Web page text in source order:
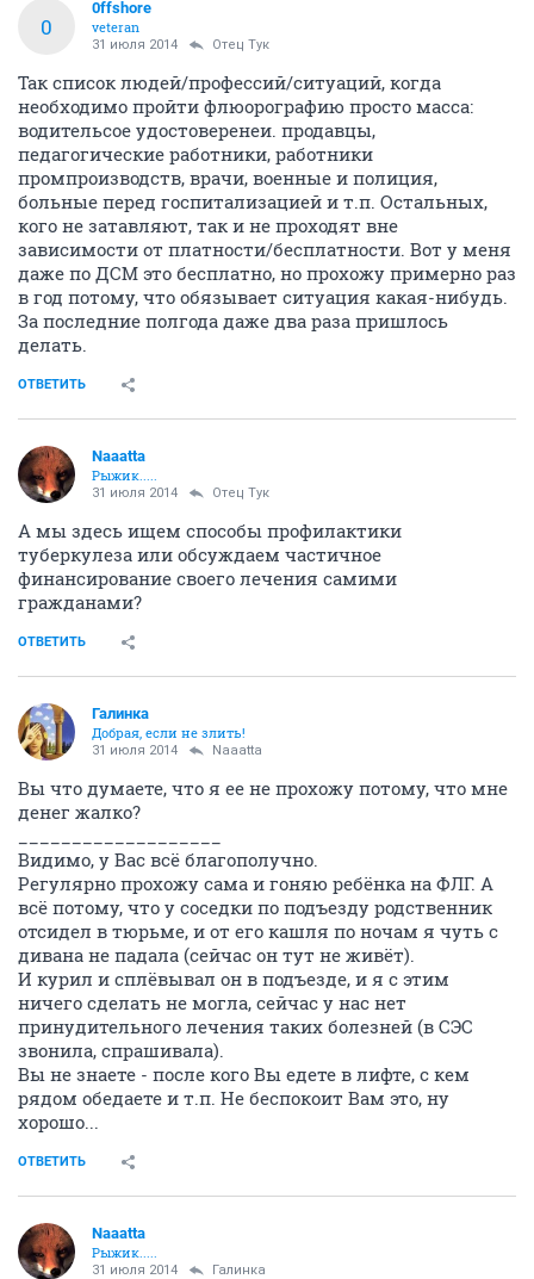
0
0ffshore
veteran
31 июля 2014 Отец Тук
Так список людей/профессий/ситуаций, когда
необходимо пройти флюорографию просто масса:
водительсое удостоверенеи. продавцы,
педагогические работники, работники
промпроизводств, врачи, военные и полиция,
больные перед госпитализацией и т.п. Остальных,
кого не затавляют, так и не проходят вне
зависимости от платности/бесплатности. Вот у меня
даже по ДСМ это бесплатно, но прохожу примерно раз
в год потому, что обязывает ситуация какая-нибудь.
За последние полгода даже два раза пришлось
делать.
ОТВЕТИТЬ
Naaatta
Рыжик.....
31 июля 2014 Отец Тук
А мы здесь ищем способы профилактики
туберкулеза или обсуждаем частичное
финансирование своего лечения самими
гражданами?
ОТВЕТИТЬ
Галинка
Добрая, если не злить!
31 июля 2014 Naaatta
Вы что думаете, что я ее не прохожу потому, что мне
денег жалко?
Видимо, у Вас всё благополучно.
Регулярно прохожу сама и гоняю ребёнка на ФЛГ. А
всё потому, что у соседки по подъезду родственник
отсидел в тюрьме, и от его кашля по ночам я чуть с
дивана не падала (сейчас он тут не живёт).
И курил и сплёвывал он в подъезде, и я с этим
ничего сделать не могла, сейчас у нас нет
принудительного лечения таких болезней (в СЭС
звонила, спрашивала).
Вы не знаете - после кого Вы едете в лифте, с кем
рядом обедаете и т.п. Не беспокоит Вам это, ну
хорошо...
ОТВЕТИТЬ
Naaatta
Рыжик.....
31 июля 2014 Галинка